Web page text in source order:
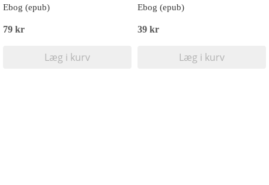
Ebog (epub)
79 kr
Læg i kurv
Ebog (epub)
39 kr
Læg i kurv